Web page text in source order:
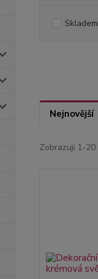
Skladem
Nejnovější
Zobrazuji 1-20